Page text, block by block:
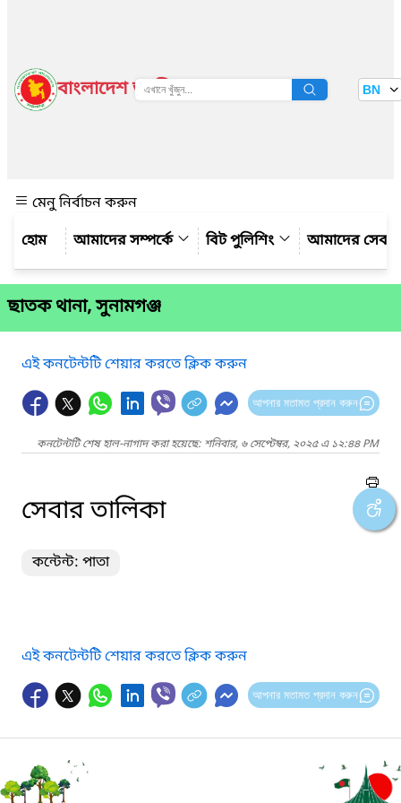
বাংলাদেশ জাতীয় তথ্য বাতায়ন BN
মেনু নির্বাচন করুন
আমাদের সম্পর্কে
বিট পুলিশিং আমাদের সেবা
ছাতক থানা, সুনামগঞ্জ
এই কনটেন্টটি শেয়ার করতে ক্লিক করুন
আপনার মতামত প্রদান করুন
কনটেন্টটি শেষ হাল-নাগাদ করা হয়েছে: শনিবার, ৬ সেপ্টেম্বর, ২০২৫ এ ১২:৪৪ PM
সেবার তালিকা
কন্টেন্ট: পাতা
এই কনটেন্টটি শেয়ার করতে ক্লিক করুন
আপনার মতামত প্রদান করুন